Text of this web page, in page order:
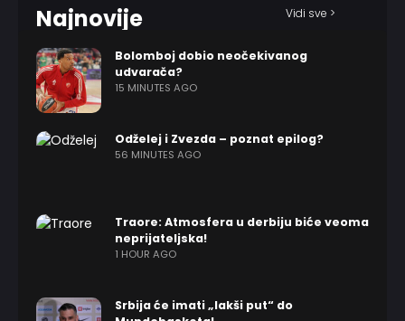
Najnovije Vidi sve >
Bolomboj dobio neočekivanog
udvarača?
15 MINUTES AGO
Odželej i Zvezda – poznat epilog?
56 MINUTES AGO
Traore: Atmosfera u derbiju biće veoma
neprijateljska!
1 HOUR AGO
Srbija će imati „lakši put“ do